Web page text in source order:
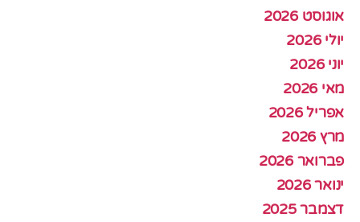
אוגוסט 2026
יולי 2026
יוני 2026
מאי 2026
אפריל 2026
מרץ 2026
פברואר 2026
ינואר 2026
דצמבר 2025